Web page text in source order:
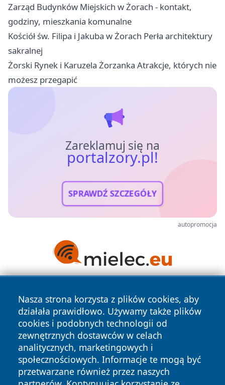
Zarząd Budynków Miejskich w Żorach - kontakt,
godziny, mieszkania komunalne
Kościół św. Filipa i Jakuba w Żorach Perła architektury
sakralnej
Żorski Rynek i Karuzela Żorzanka Atrakcje, których nie
możesz przegapić
Zareklamuj się na
portalzory.pl!
SPRAWDŹ SZCZEGÓŁY
autopromocja
Nasza strona korzysta z plików cookies, aby
działała prawidłowo. Używamy także plików
cookies i podobnych technologii od
zewnętrznych dostawców w celach
analitycznych, marketingowych i
społecznościowych. Informacje te mogą być
przetwarzane również przez naszych
Copyright © 2026 portalzory.pl Wszystkie prawa zastrzeżone.